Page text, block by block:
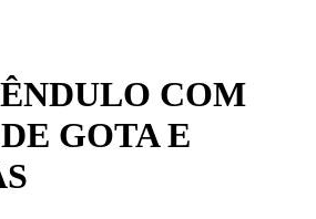
COM
GOTA E